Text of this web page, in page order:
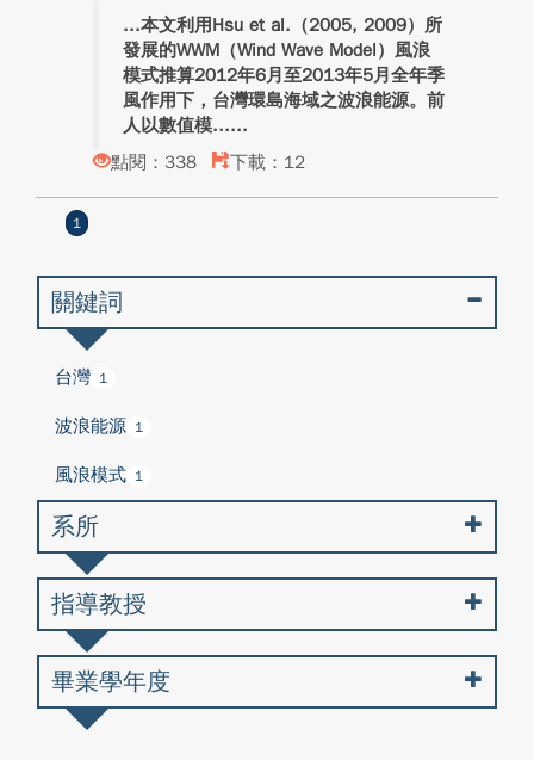
本文利用Hsu et al.（2005, 2009）所
發展的WWM（Wind Wave Model）風浪
模式推算2012年6月至2013年5月全年季
風作用下，台灣環島海域之波浪能源。前
人以數值模...
點閱：338
下載：12
1
關鍵詞
台灣 1
波浪能源 1
風浪模式 1
系所
指導教授
畢業學年度